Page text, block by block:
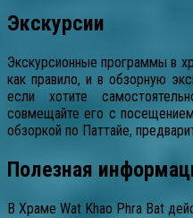
Экскурсии
Экскурсионные программы в
как правило, и в обзорную
если хотите
совмещайте его с
обзоркой по Паттайе,
Полезная
В Храме Wat Khao Phra Bat